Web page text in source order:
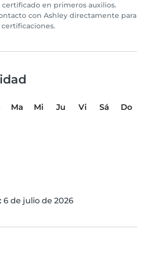
certificado en primeros auxilios.
con Ashley directamente para
Ma Mi Ju Vi Sá
Do
6 de julio de 2026